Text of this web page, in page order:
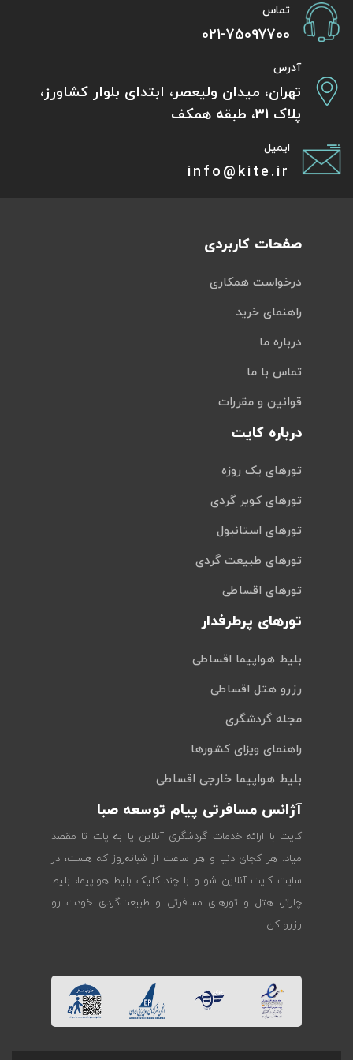
تماس
021-75097700
آدرس
تهران، میدان ولیعصر، ابتدای بلوار کشاورز،
پلاک 31، طبقه همکف
ایمیل
info@kite.ir
صفحات کاربردی
درخواست همکاری
راهنمای خرید
درباره ما
تماس با ما
قوانین و مقررات
درباره کایت
تورهای یک روزه
تورهای کویر گردی
تورهای استانبول
تورهای طبیعت گردی
تورهای اقساطی
تورهای پرطرفدار
بلیط هواپیما اقساطی
رزرو هتل اقساطی
مجله گردشگری
راهنمای ویزای کشورها
بلیط هواپیما خارجی اقساطی
آژانس مسافرتی پیام توسعه صبا
کایت با ارائه خدمات گردشگری آنلاین پا به پات تا مقصد
میاد. هر کجای دنیا و هر ساعت از شبانه‌روز که هست؛ در
سایت کایت آنلاین شو و با چند کلیک بلیط هواپیما، بلیط
چارتر، هتل و تورهای مسافرتی و طبیعت‌گردی خودت رو
رزرو کن.